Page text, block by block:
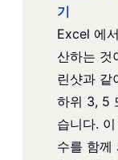
기
Excel 에
산하는 것
린샷과 같
하위 3, 5
습니다.
수를 함께